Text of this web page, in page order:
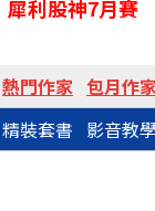
犀利股神7月賽
熱門作家 包月作
精裝套書 影音教